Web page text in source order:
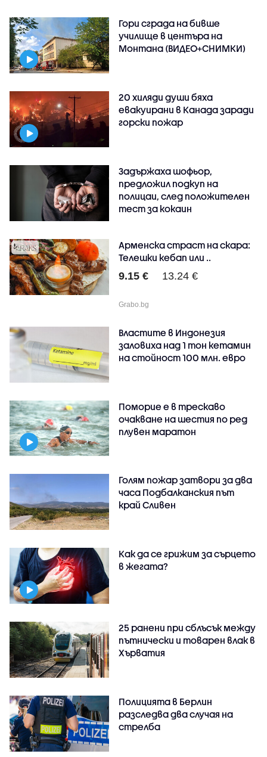
Гори сграда на бивше
училище в центъра на
Монтана (ВИДЕО+СНИМКИ)
20 хиляди души бяха
евакуирани в Канада заради
горски пожар
Задържаха шофьор,
предложил подкуп на
полицаи, след положителен
тест за кокаин
Арменска страст на скара:
Телешки кебап или ..
9.15 € 13.24 €
Grabo.bg
Властите в Индонезия
заловиха над 1 тон кетамин
на стойност 100 млн. евро
Поморие е в трескаво
очакване на шестия по ред
плувен маратон
Голям пожар затвори за два
часа Подбалканския път
край Сливен
Как да се грижим за сърцето
в жегата?
25 ранени при сблъсък между
пътнически и товарен влак в
Хърватия
Полицията в Берлин
разследва два случая на
стрелба